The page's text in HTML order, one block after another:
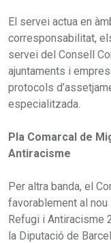
El servei actua en
corresponsabilitat,
servei del Consell
ajuntaments i
protocols
especialitzada.
Pla Comarcal de
Antiracisme
Per altra banda, el
favorablement al
Refugi i Antiracisme
la Diputació de